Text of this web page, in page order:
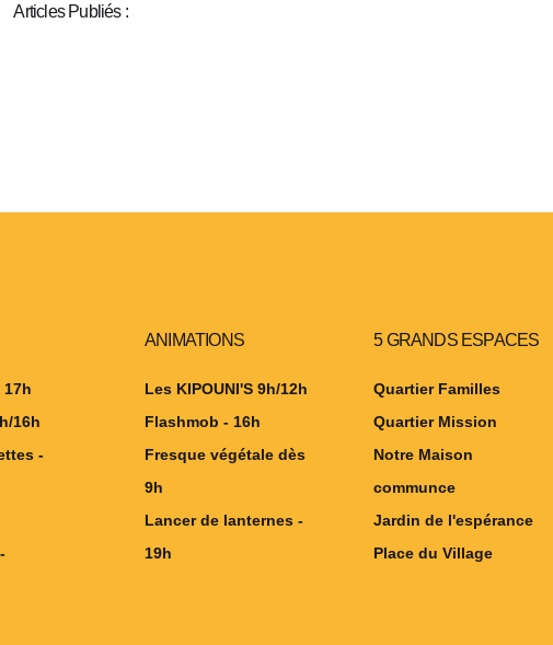
Articles Publiés :
16h
-
ANIMATIONS
Les KIPOUNI'S 9h/12h
Flashmob - 16h
Fresque végétale dès
9h
Lancer de lanternes -
19h
5 GRANDS ESPACES
Quartier Familles
Quartier Mission
Notre Maison
communce
Jardin de l'espérance
Place du Village